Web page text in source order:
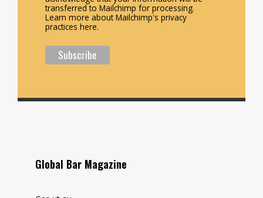
transferred to Mailchimp for processing.
Learn more about Mailchimp's privacy
practices here.
Global Bar Magazine